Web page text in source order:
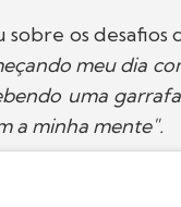
os
meu dia
uma
a minha mente".